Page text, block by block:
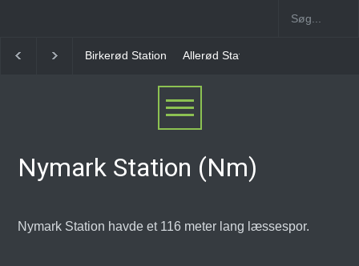
Station Allerød Station Favrholm Station
Nymark Station (Nm)
Nymark Station havde et 116 meter lang læssespor.